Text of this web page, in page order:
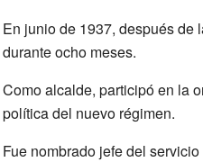
En junio de 1937, después de
durante ocho meses.
Como alcalde, participó en la
política del nuevo régimen.
Fue nombrado jefe del